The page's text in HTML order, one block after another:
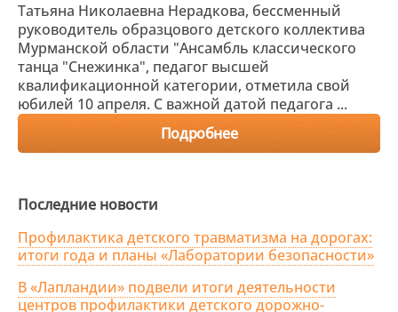
Татьяна Николаевна Нерадкова, бессменный
руководитель образцового детского коллектива
Мурманской области "Ансамбль классического
танца "Снежинка", педагог высшей
квалификационной категории, отметила свой
юбилей 10 апреля. С важной датой педагога ...
Подробнее
Последние новости
Профилактика детского травматизма на дорогах:
итоги года и планы «Лаборатории безопасности»
В «Лапландии» подвели итоги деятельности
центров профилактики детского дорожно-